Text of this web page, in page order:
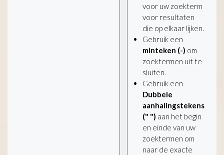
voor uw zoekterm
voor resultaten
die op elkaar lijken.
Gebruik een
minteken (-) om
zoektermen uit te
sluiten.
Gebruik een
Dubbele
aanhalingstekens
(" ") aan het begin
en einde van uw
zoektermen om
naar de exacte